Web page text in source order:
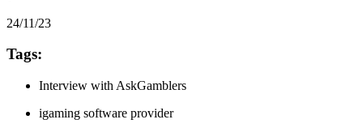
24/11/23
Tags:
Interview with AskGamblers
igaming software provider